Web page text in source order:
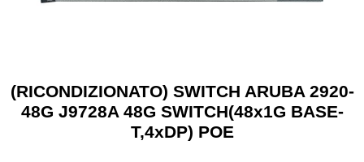
(RICONDIZIONATO) SWITCH ARUBA 2920-
48G J9728A 48G SWITCH(48x1G BASE-
T,4xDP) POE